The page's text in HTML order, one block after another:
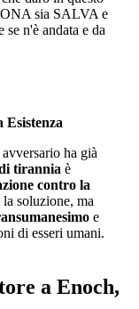
sia SALVA e
n'è andata e da
ha già
tirannia è
contro la
soluzione, ma
e
di esseri umani.
a Enoch,